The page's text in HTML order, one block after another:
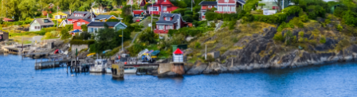
ORIENTE
PROMOCIONES